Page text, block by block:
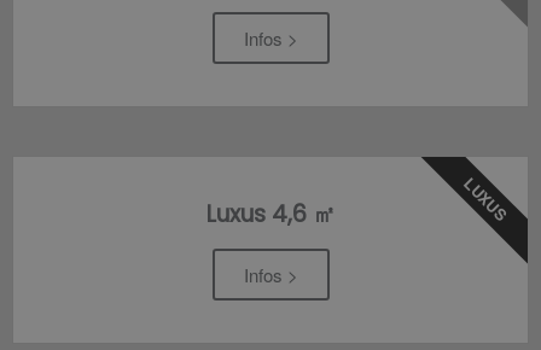
Infos >
Luxus 4,6 ㎡
Infos >
LUXUS